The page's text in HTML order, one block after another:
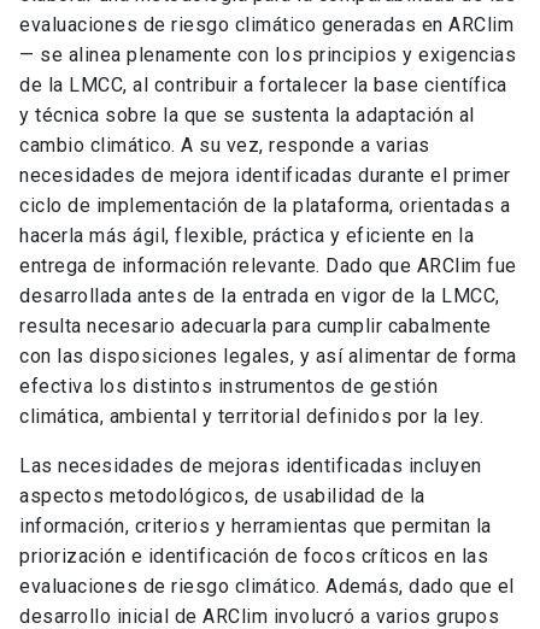
evaluaciones de riesgo climático generadas en ARClim
— se alinea plenamente con los principios y exigencias
de la LMCC, al contribuir a fortalecer la base científica
y técnica sobre la que se sustenta la adaptación al
cambio climático. A su vez, responde a varias
necesidades de mejora identificadas durante el primer
ciclo de implementación de la plataforma, orientadas a
hacerla más ágil, flexible, práctica y eficiente en la
entrega de información relevante. Dado que ARClim fue
desarrollada antes de la entrada en vigor de la LMCC,
resulta necesario adecuarla para cumplir cabalmente
con las disposiciones legales, y así alimentar de forma
efectiva los distintos instrumentos de gestión
climática, ambiental y territorial definidos por la ley.
Las necesidades de mejoras identificadas incluyen
aspectos metodológicos, de usabilidad de la
información, criterios y herramientas que permitan la
priorización e identificación de focos críticos en las
evaluaciones de riesgo climático. Además, dado que el
desarrollo inicial de ARClim involucró a varios grupos